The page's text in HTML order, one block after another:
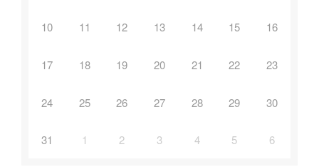
10 11 12 13 14 15 16
17 18 19 20 21 22 23
24 25 26 27 28 29 30
31 1 2 3 4 5 6